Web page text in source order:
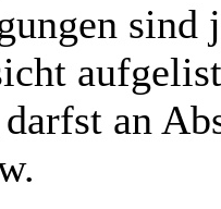
sind
an